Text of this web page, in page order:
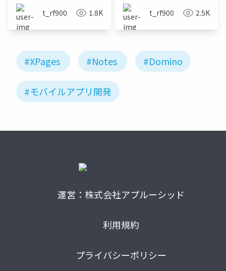
t_rf900 1.8K t_rf900 2.5K
#XPages #Notes #Domino
#モバイルアプリ開発
運営：株式会社アプルーシッド
利用規約
プライバシーポリシー